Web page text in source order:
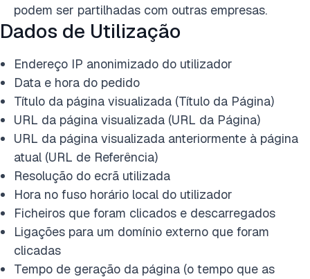
podem ser partilhadas com outras empresas.
Dados de Utilização
Endereço IP anonimizado do utilizador
Data e hora do pedido
Título da página visualizada (Título da Página)
URL da página visualizada (URL da Página)
URL da página visualizada anteriormente à página
atual (URL de Referência)
Resolução do ecrã utilizada
Hora no fuso horário local do utilizador
Ficheiros que foram clicados e descarregados
Ligações para um domínio externo que foram
clicadas
Tempo de geração da página (o tempo que as